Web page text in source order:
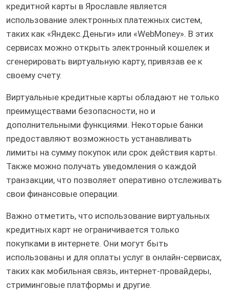
кредитной карты в Ярославле является
использование электронных платежных систем,
таких как «Яндекс.Деньги» или «WebMoney». В этих
сервисах можно открыть электронный кошелек и
сгенерировать виртуальную карту, привязав ее к
своему счету.
Виртуальные кредитные карты обладают не только
преимуществами безопасности, но и
дополнительными функциями. Некоторые банки
предоставляют возможность устанавливать
лимиты на сумму покупок или срок действия карты.
Также можно получать уведомления о каждой
транзакции, что позволяет оперативно отслеживать
свои финансовые операции.
Важно отметить, что использование виртуальных
кредитных карт не ограничивается только
покупками в интернете. Они могут быть
использованы и для оплаты услуг в онлайн-сервисах,
таких как мобильная связь, интернет-провайдеры,
стриминговые платформы и другие.